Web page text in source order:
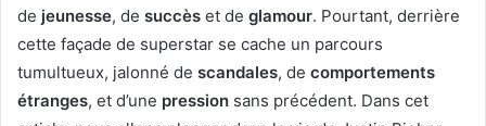
l
de jeunesse, de succès et de glamour. Pourtant, derrière
cette façade de superstar se cache un parcours
tumultueux, jalonné de scandales, de comportements
étranges, et d’une pression sans précédent. Dans cet